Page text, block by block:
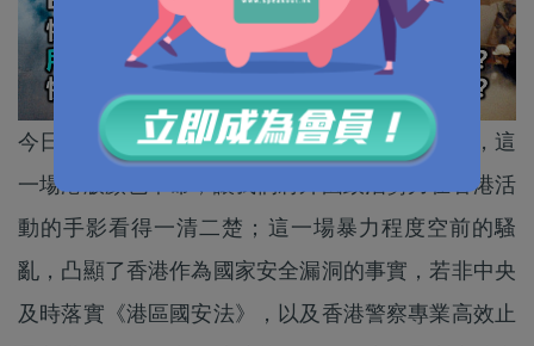
今日是2019年反修例暴動爆發四周年的悲傷日子，這
一場港版顏色革命，讓我們將外國政治勢力在香港活
動的手影看得一清二楚；這一場暴力程度空前的騷
亂，凸顯了香港作為國家安全漏洞的事實，若非中央
及時落實《港區國安法》，以及香港警察專業高效止